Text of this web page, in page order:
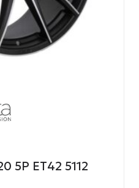
5P ET42 5112